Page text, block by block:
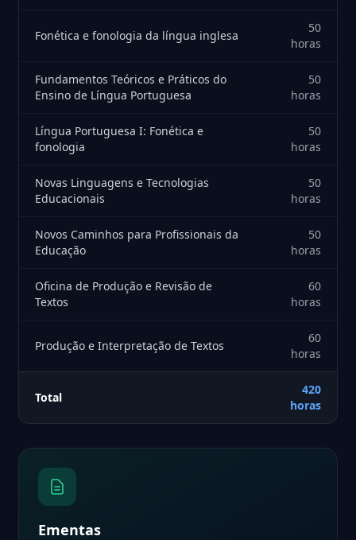
Fonética e fonologia da língua inglesa
50
horas
Fundamentos Teóricos e Práticos do
Ensino de Língua Portuguesa
50
horas
Língua Portuguesa I: Fonética e
fonologia
50
horas
Novas Linguagens e Tecnologias
Educacionais
50
horas
Novos Caminhos para Profissionais da
Educação
50
horas
Oficina de Produção e Revisão de
Textos
60
horas
Produção e Interpretação de Textos
60
horas
Total
420
horas
Ementas